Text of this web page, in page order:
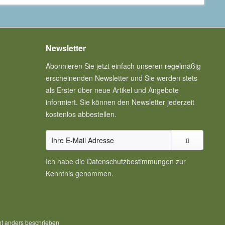
Newsletter
Abonnieren Sie jetzt einfach unseren regelmäßig
erscheinenden Newsletter und Sie werden stets
als Erster über neue Artikel und Angebote
informiert. Sie können den Newsletter jederzeit
kostenlos abbestellen.
Ich habe die Datenschutzbestimmungen zur
Kenntnis genommen.
anders beschrieben